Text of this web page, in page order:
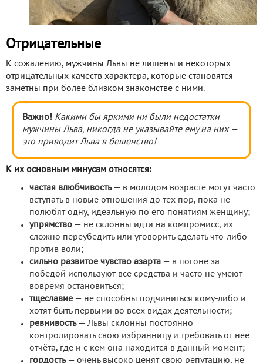
Отрицательные
К сожалению, мужчины Львы не лишены и некоторых
отрицательных качеств характера, которые становятся
заметны при более близком знакомстве с ними.
Важно! Какими бы яркими ни были недостатки
мужчины Льва, никогда не указывайте ему на них —
это приводит Льва в бешенство!
К их основным минусам относятся:
частая влюбчивость— в молодом возрасте могут часто
вступать в новые отношения до тех пор, пока не
полюбят одну, идеальную по его понятиям женщину;
упрямство — не склонны идти на компромисс, их
сложно переубедить или уговорить сделать что-либо
против воли;
сильно развитое чувство азарта — в погоне за
победой используют все средства и часто не умеют
вовремя остановиться;
тщеславие — не способны подчиниться кому-либо и
хотят быть первыми во всех видах деятельности;
ревнивость— Львы склонны постоянно
контролировать свою избранницу и требовать от неё
отчёта, где и с кем она находится в данный момент;
гордость— очень высоко ценят свою репутацию, не